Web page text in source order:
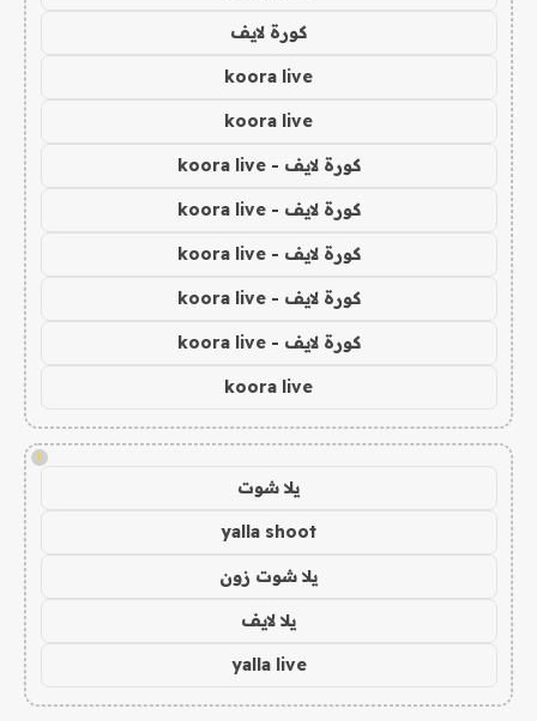
كورة لايف
koora live
koora live
كورة لايف - koora live
كورة لايف - koora live
كورة لايف - koora live
كورة لايف - koora live
كورة لايف - koora live
koora live
!
يلا شوت
yalla shoot
يلا شوت زون
يلا لايف
yalla live